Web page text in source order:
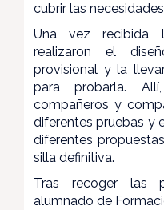
cubrir las
Una vez recibida
realizaron el
provisional y la
para probarla.
compañeros y
diferentes pruebas y
diferentes
silla definitiva.
Tras recoger las
alumnado de